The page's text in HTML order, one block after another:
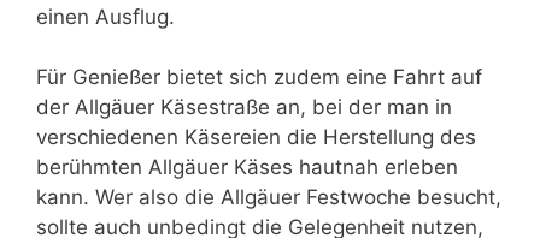
einen Ausflug.
Für Genießer bietet sich zudem eine Fahrt auf
der Allgäuer Käsestraße an, bei der man in
verschiedenen Käsereien die Herstellung des
berühmten Allgäuer Käses hautnah erleben
kann. Wer also die Allgäuer Festwoche besucht,
sollte auch unbedingt die Gelegenheit nutzen,